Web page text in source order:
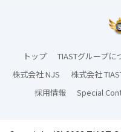
トップ TIASTグループに
株式会社 NJS
株式会社
採用情報
Special